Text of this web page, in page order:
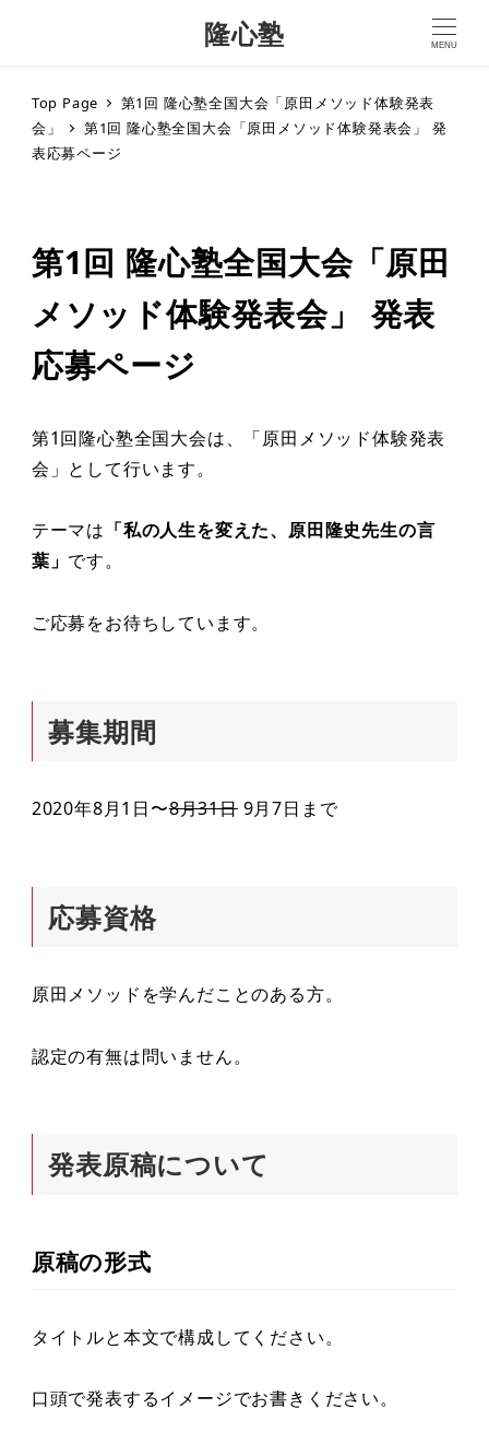
隆心塾 MENU
Top Page
第1回 隆心塾全国大会「原田メソッド体験発表
会」
第1回 隆心塾全国大会「原田メソッド体験発表会」 発
表応募ページ
第1回 隆心塾全国大会「原田
メソッド体験発表会」 発表
応募ページ
第1回隆心塾全国大会は、「原田メソッド体験発表
会」として行います。
テーマは 「私の人生を変えた、原田隆史先生の言
葉」 です。
ご応募をお待ちしています。
募集期間
2020年8月1日〜8月31日9月7日まで
応募資格
原田メソッドを学んだことのある方。
認定の有無は問いません。
発表原稿について
原稿の形式
タイトルと本文で構成してください。
口頭で発表するイメージでお書きください。